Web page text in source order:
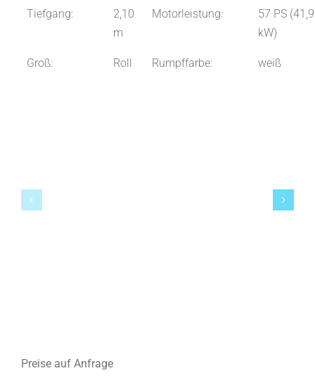
Tiefgang:
2,10
m
Motorleistung:
57 PS
kW)
Groß: Roll Rumpffarbe: weiß
Preise auf Anfrage